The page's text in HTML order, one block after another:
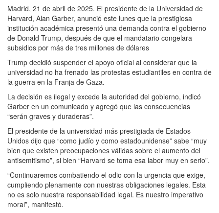
Madrid, 21 de abril de 2025. El presidente de la Universidad de
Harvard, Alan Garber, anunció este lunes que la prestigiosa
institución académica presentó una demanda contra el gobierno
de Donald Trump, después de que el mandatario congelara
subsidios por más de tres millones de dólares
Trump decidió suspender el apoyo oficial al considerar que la
universidad no ha frenado las protestas estudiantiles en contra de
la guerra en la Franja de Gaza.
La decisión es ilegal y excede la autoridad del gobierno, indicó
Garber en un comunicado y agregó que las consecuencias
“serán graves y duraderas”.
El presidente de la universidad más prestigiada de Estados
Unidos dijo que “como judío y como estadounidense” sabe “muy
bien que existen preocupaciones válidas sobre el aumento del
antisemitismo”, si bien “Harvard se toma esa labor muy en serio”.
“Continuaremos combatiendo el odio con la urgencia que exige,
cumpliendo plenamente con nuestras obligaciones legales. Esta
no es solo nuestra responsabilidad legal. Es nuestro imperativo
moral”, manifestó.